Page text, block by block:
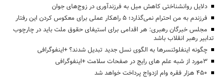
دلایل روانشناختی کاهش میل به فرزندآوری در زوج‌های جوان
فرزندم به من احترام نمی‌گذارد؛ ۵ راهکار عملی برای معکوس کردن این رفتار
مجلس خبرگان رهبری: هر اقدامی برای استیفای حقوق ملت باید در چارچوب
تدابیر رهبر انقلاب باشد
چگونه اینفلوئنسرها به الگوی نسل جدید تبدیل شدند؟ +اینفوگرافی
3مورد از شبه علم های رایج در صفحات سلامت +اینفوگرافی
۴۵۰ هزار فقره وام ازدواج پرداخت خواهد شد